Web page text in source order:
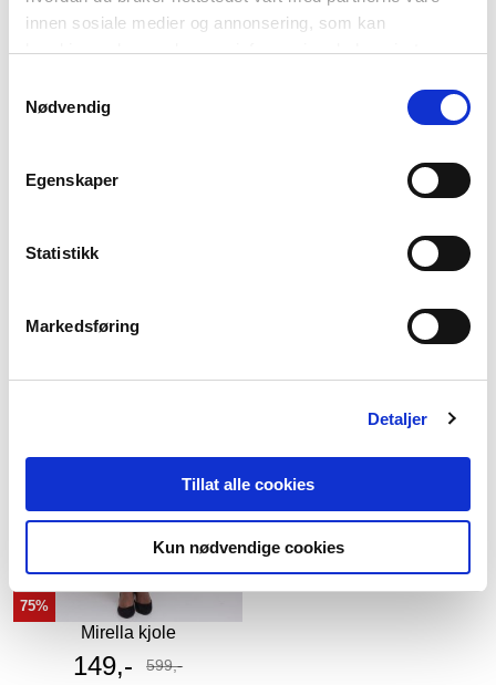
innen sosiale medier og annonsering, som kan
kombinere den med annen informasjon du har gjort
din bruk av tjenestene deres. Les mer om hvilke
opplysninger vi samler og hva vi ber om samtykke til i
Nødvendig
Egenskaper
Statistikk
Markedsføring
Detaljer
Tillat alle cookies
Kun nødvendige cookies
Mine kjole Marinela kjole
Tilbudspris
På lager i nettbutikken
75%
Mirella kjole
Tilbudspris
149,- Før
599,-